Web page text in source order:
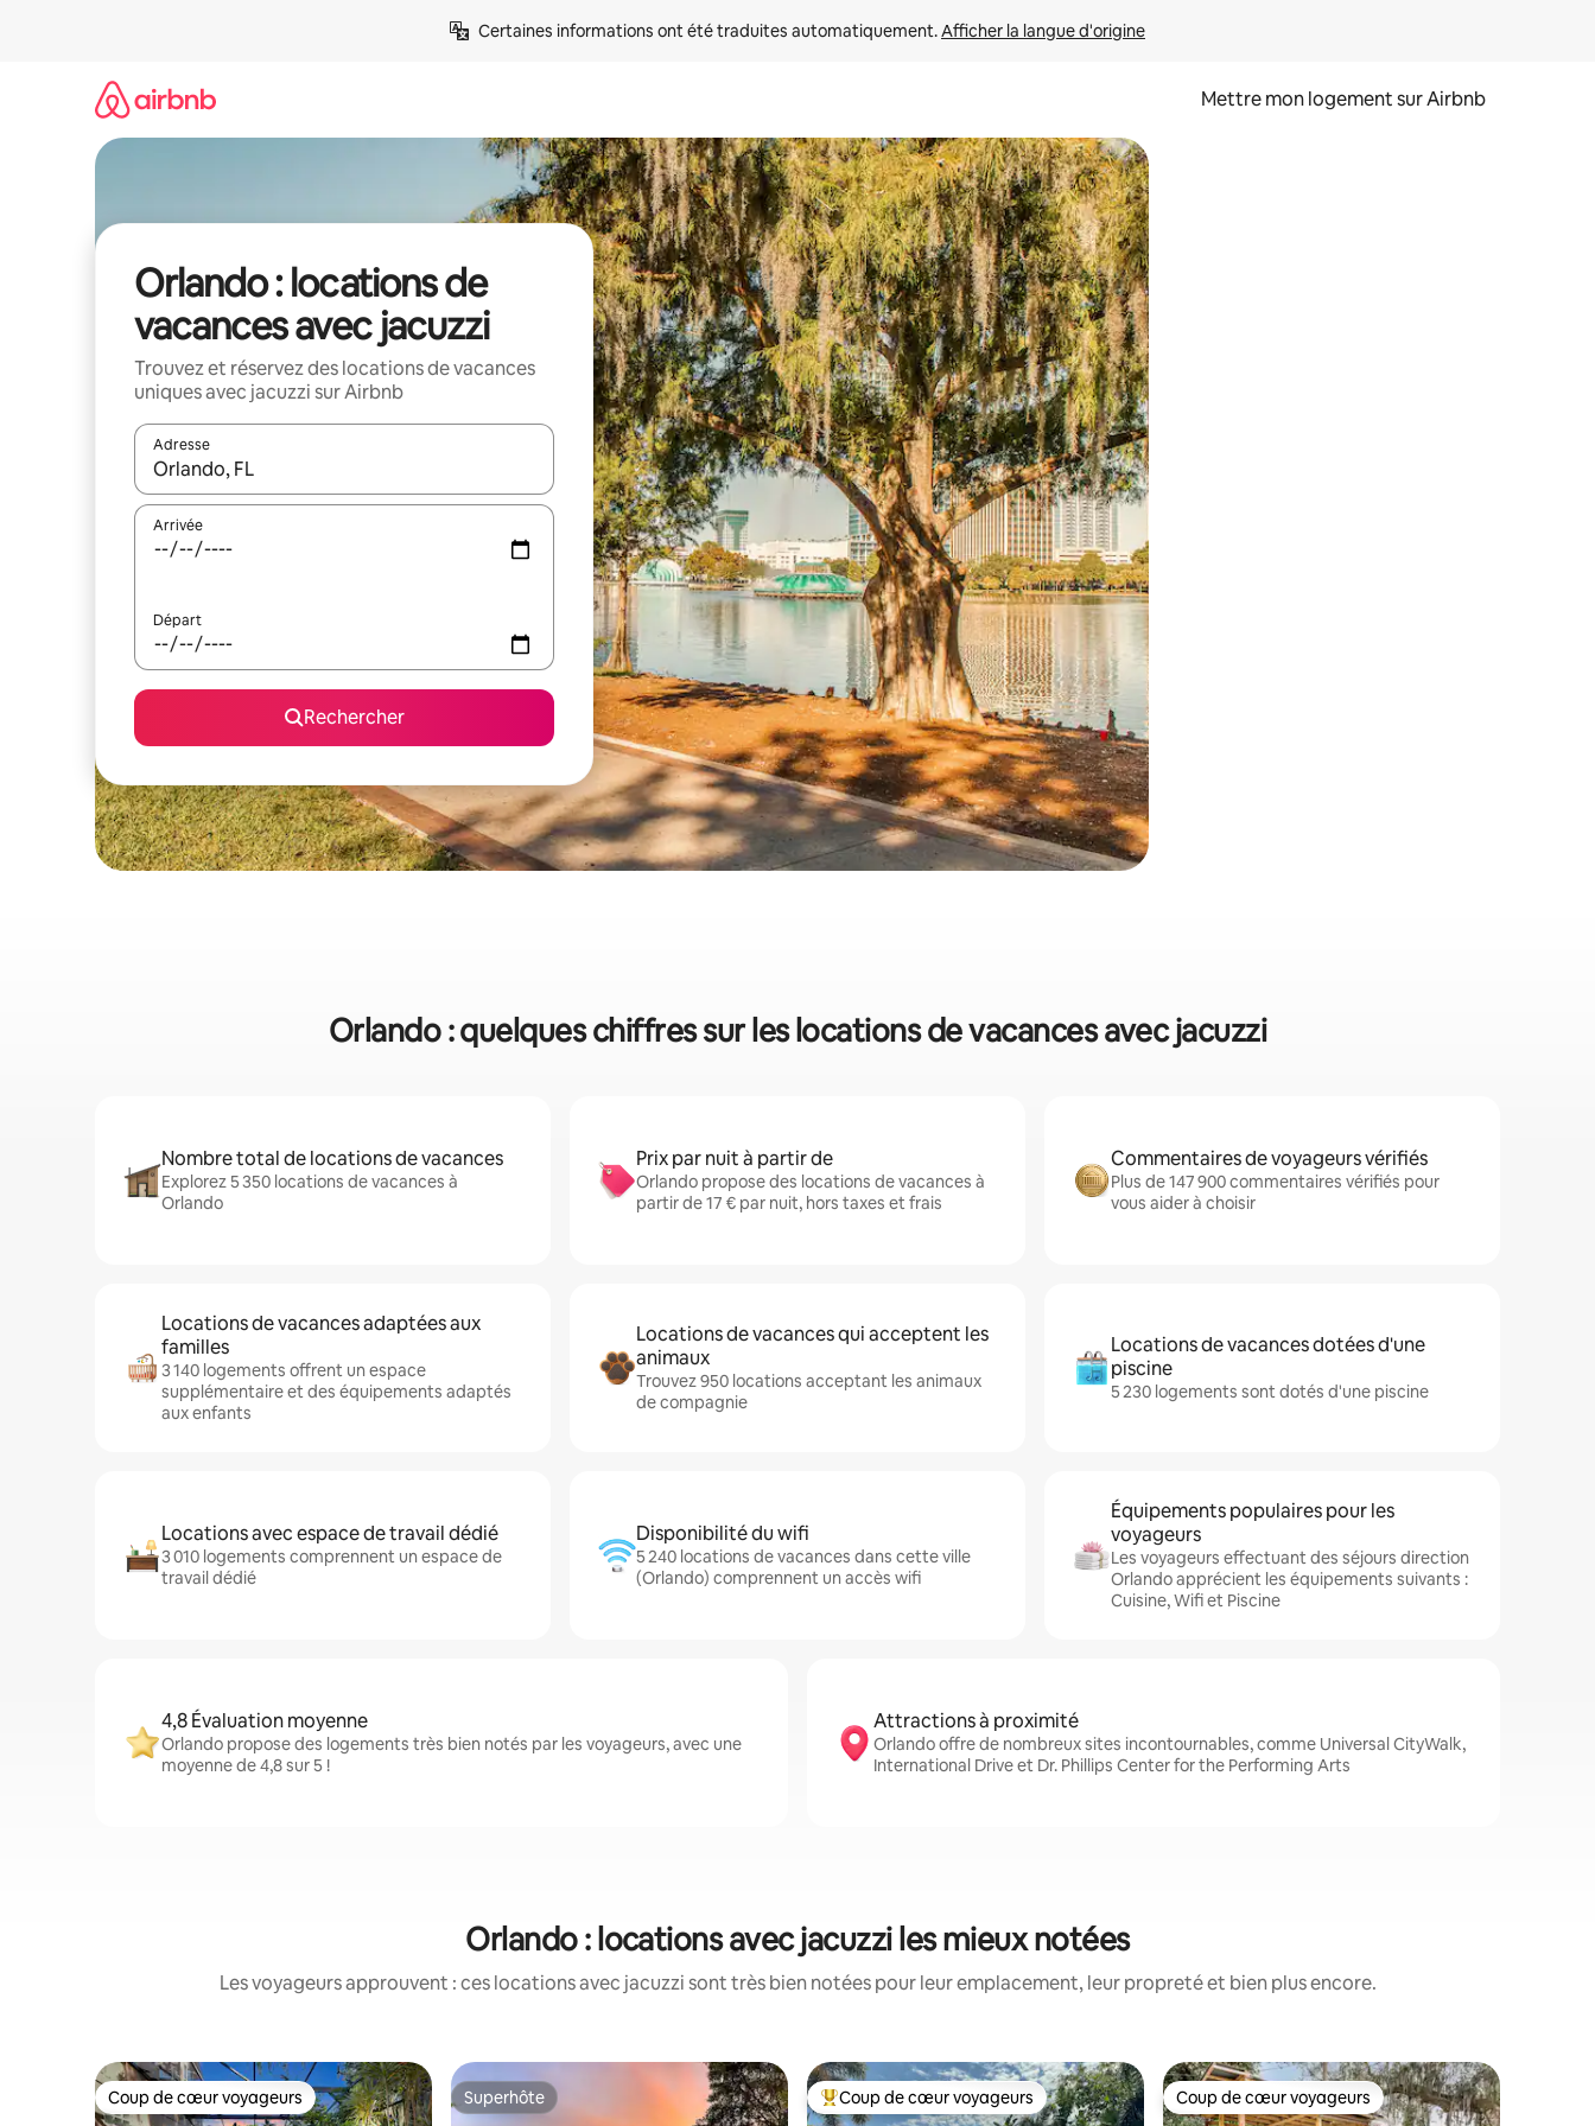
Certaines informations ont été traduites automatiquement. Afficher la langue d'origine
Mettre mon logement sur Airbnb
Orlando : locations de
vacances avec jacuzzi
Trouvez et réservez des locations de vacances
uniques avec jacuzzi sur Airbnb
Adresse
Lorsque les résultats s'affichent, utilisez les flèches vers le haut et vers le bas pour les parcourir ou en appuyant et en faisant glisser.
Arrivée
Départ
Rechercher
Orlando : quelques chiffres sur les locations de vacances avec jacuzzi
Nombre total de locations de vacances
Explorez 5 350 locations de vacances à
Orlando
Prix par nuit à partir de
Orlando propose des locations de vacances à
partir de 17 € par nuit, hors taxes et frais
Commentaires de voyageurs vérifiés
Plus de 147 900 commentaires vérifiés pour
vous aider à choisir
Locations de vacances adaptées aux
familles
3 140 logements offrent un espace
supplémentaire et des équipements adaptés
aux enfants
Locations de vacances qui acceptent les
animaux
Trouvez 950 locations acceptant les animaux
de compagnie
Locations de vacances dotées d'une
piscine
5 230 logements sont dotés d'une piscine
Locations avec espace de travail dédié
3 010 logements comprennent un espace de
travail dédié
Disponibilité du wifi
5 240 locations de vacances dans cette ville
(Orlando) comprennent un accès wifi
Équipements populaires pour les
voyageurs
Les voyageurs effectuant des séjours direction
Orlando apprécient les équipements suivants :
Cuisine, Wifi et Piscine
4,8 Évaluation moyenne
Orlando propose des logements très bien notés par les voyageurs, avec une
moyenne de 4,8 sur 5 !
Attractions à proximité
Orlando offre de nombreux sites incontournables, comme Universal CityWalk,
International Drive et Dr. Phillips Center for the Performing Arts
Orlando : locations avec jacuzzi les mieux notées
Les voyageurs approuvent : ces locations avec jacuzzi sont très bien notées pour leur emplacement, leur propreté et bien plus encore.
Coup de cœur voyageurs
Coup de cœur voyageurs Superhôte
Superhôte Coups de cœur voyageurs les plus appréciés
Coup de cœur voyageurs Coup de cœur voyageurs
Coup de cœur voyageurs